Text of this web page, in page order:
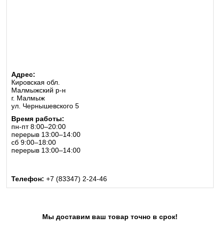
Адрес:
Кировская обл.
Малмыжский р-н
г. Малмыж
ул. Чернышевского 5
Время работы:
пн-пт 8:00–20:00
перерыв 13:00–14:00
сб 9:00–18:00
перерыв 13:00–14:00
Телефон: +7 (83347) 2-24-46
Мы доставим ваш товар точно в срок!